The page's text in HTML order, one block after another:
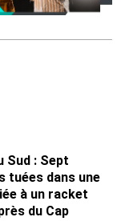
Sud : Sept
tuées dans une
à un racket
du Cap